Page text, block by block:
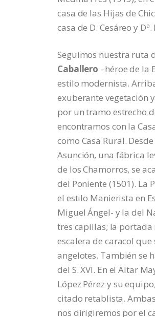
casa de las Hijas de
casa de D. Cesáreo y
Seguimos nuestra ruta
Caballero –héroe de la
estilo modernista.
exuberante vegetación
por un tramo estrecho
encontramos con la
como Casa Rural.
Asunción, una fábrica
de los Chamorros, se
del Poniente (1501). La
el estilo Manierista en
Miguel Ángel- y la del
tres capillas; la portada
escalera de caracol
angelotes. También se
del S. XVI. En el Altar
López Pérez y su
citado retablista.
nos dirigiremos por el